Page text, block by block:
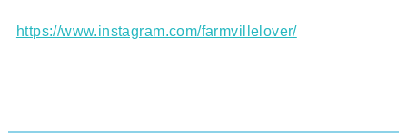
https://www.instagram.com/farmvillelover/